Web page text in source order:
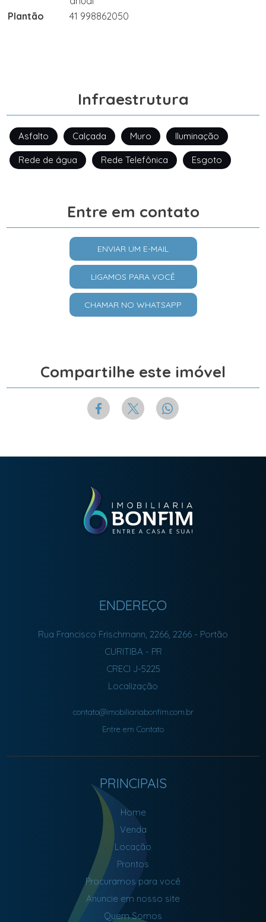
Plantão
41 998862050
Infraestrutura
Asfalto Calçada Muro Iluminação
Rede de água Rede Telefônica Esgoto
Entre em contato
ENVIAR UM E-MAIL
LIGAMOS PARA VOCÊ
CHAMAR NO WHATSAPP
Compartilhe este imóvel
ENDEREÇO
Rua Francisco Frischmann, 2266, 2266 - Portão
CURITIBA - PR
CRECI J-5225
Localização
contato@imobiliariabonfim.com.br
Entre em Contato
PRINCIPAIS
Home
Venda
Locação
Prontos
Procuramos para você
Anuncie em nosso site
Quem Somos